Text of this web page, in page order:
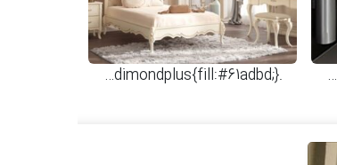
.dimondplus{fill:#61adbd;}
جدیدترین مدل‌های وال هنگ .dimondplus{fill:#61adbd;}
سرویس خواب نوجوان